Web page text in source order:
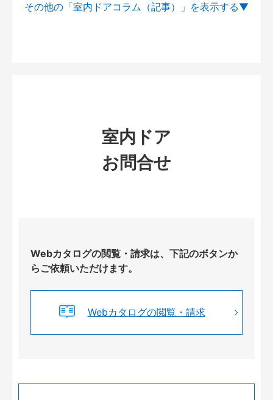
その他の「室内ドアコラム（記事）」を
室内ドア
お問合せ
Webカタログの閲覧・請求は、下記のボタンか
らご依頼いただけます。
Webカタログの閲覧・請求